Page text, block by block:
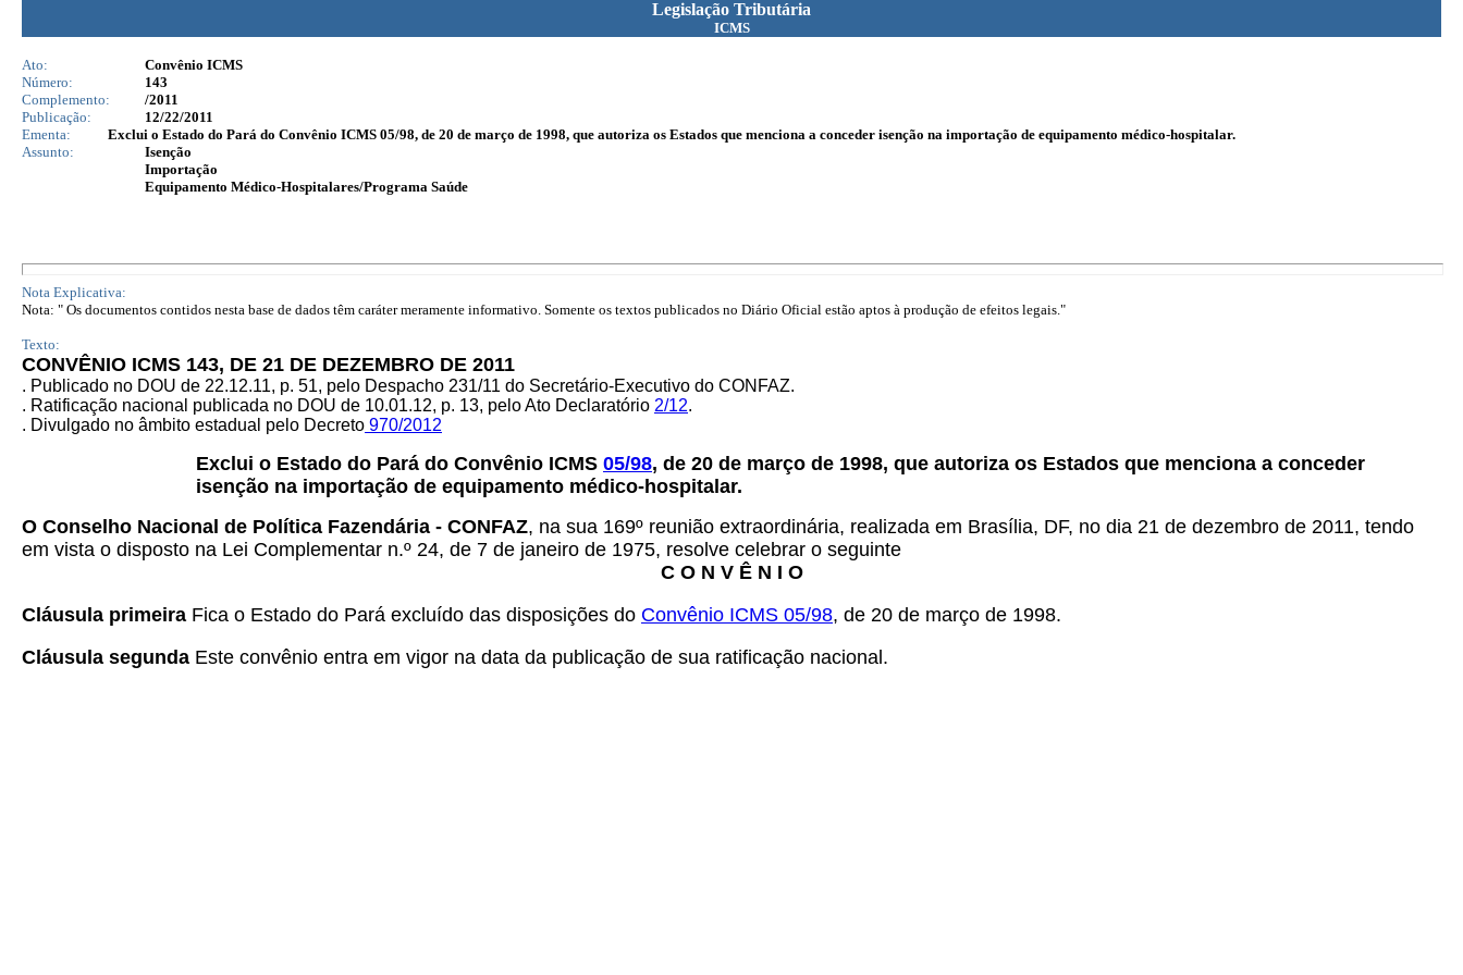
Legislação Tributária
ICMS
Ato:
Convênio ICMS
Número:
143
Complemento:
/2011
Publicação:
12/22/2011
Ementa:
Exclui o Estado do Pará do Convênio ICMS 05/98, de 20 de março de 1998, que autoriza os Estados que menciona a conceder isenção na importação de equipamento médico-hospitalar.
Assunto:
Isenção
Importação
Equipamento Médico-Hospitalares/Programa Saúde
Nota Explicativa:
Nota: " Os documentos contidos nesta base de dados têm caráter meramente informativo. Somente os textos publicados no Diário Oficial estão aptos à produção de efeitos legais."
Texto:
CONVÊNIO ICMS 143, DE 21 DE DEZEMBRO DE 2011
. Publicado no DOU de 22.12.11, p. 51, pelo Despacho 231/11 do Secretário-Executivo do CONFAZ.
. Ratificação nacional publicada no DOU de 10.01.12, p. 13, pelo Ato Declaratório 2/12.
. Divulgado no âmbito estadual pelo Decreto 970/2012
Exclui o Estado do Pará do Convênio ICMS 05/98, de 20 de março de 1998, que autoriza os Estados que menciona a conceder
isenção na importação de equipamento médico-hospitalar.
O Conselho Nacional de Política Fazendária - CONFAZ, na sua 169º reunião extraordinária, realizada em Brasília, DF, no dia 21 de dezembro de 2011, tendo
em vista o disposto na Lei Complementar n.º 24, de 7 de janeiro de 1975, resolve celebrar o seguinte
C O N V Ê N I O
Cláusula primeira Fica o Estado do Pará excluído das disposições do Convênio ICMS 05/98, de 20 de março de 1998.
Cláusula segunda Este convênio entra em vigor na data da publicação de sua ratificação nacional.